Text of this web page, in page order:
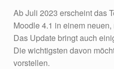
Ab Juli 2023 erscheint das
Moodle 4.1 in einem
Das Update bringt auch
Die wichtigsten davon
vorstellen.